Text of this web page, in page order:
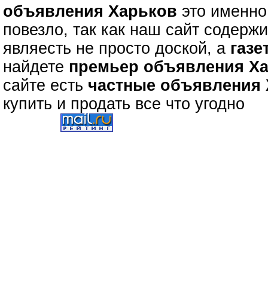
объявления Харьков это
повезло, так как наш сайт
являесть не просто доской, а
найдете премьер объявления
сайте есть частные объявления
купить и продать все что угодно